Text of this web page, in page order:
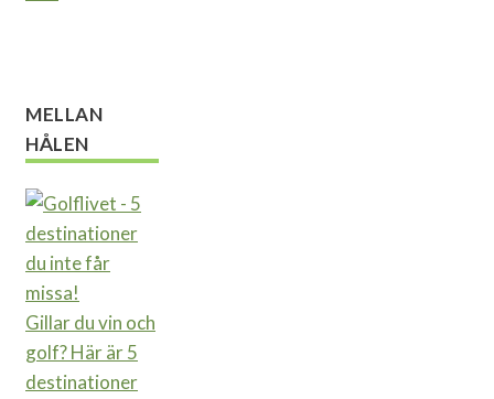
MELLAN
HÅLEN
Gillar du vin och
golf? Här är 5
destinationer